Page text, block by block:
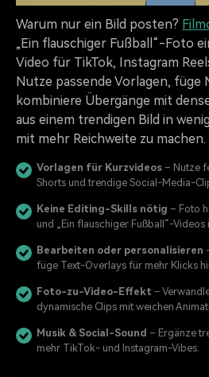
Warum nur ein Bild posten?
„Ein flauschiger Fußball“-Foto
Video für TikTok, Instagram
Nutze passende Vorlagen, füge
kombiniere Übergänge mit
aus einem trendigen Bild in
mit mehr Reichweite zu machen.
Vorlagen für Kurzvideos – Nutze
Shorts und trendige Social-Media-
Keine Editing-Skills nötig – Foto
und „Ein flauschiger Fußball“-Videos
Bearbeiten oder personalisieren
füge Text-Overlays für mehr Klicks
Foto-zu-Video-Effekt –
dynamische Clips mit weichen
Musik & Social-Sound – Ergänze
mehr TikTok- und Instagram-Vibes.